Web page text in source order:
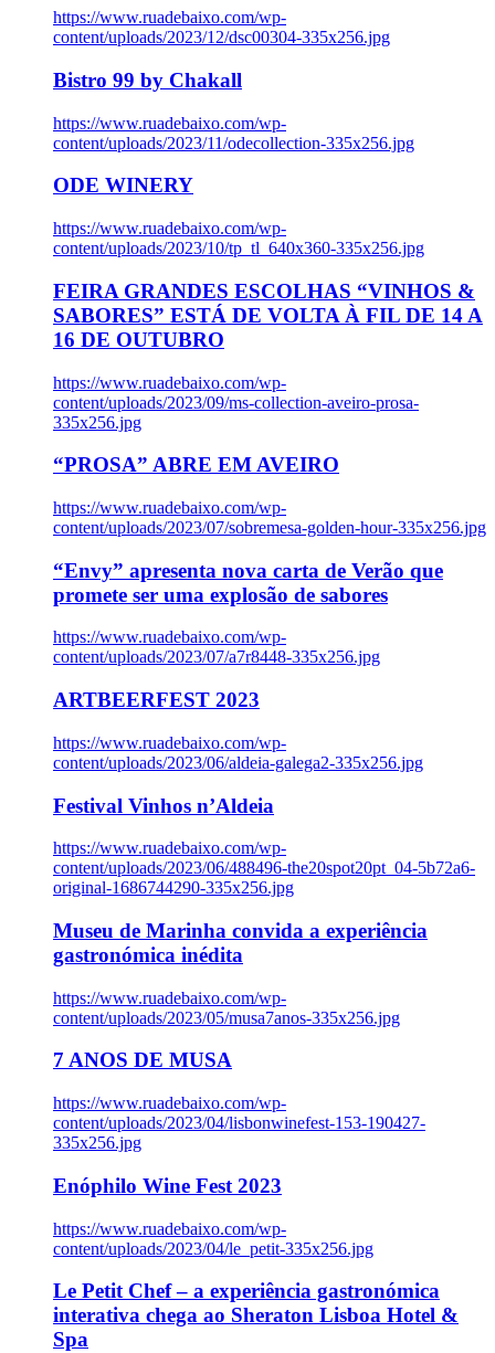
https://www.ruadebaixo.com/wp-
content/uploads/2023/12/dsc00304-335x256.jpg
Bistro 99 by Chakall
https://www.ruadebaixo.com/wp-
content/uploads/2023/11/odecollection-335x256.jpg
ODE WINERY
https://www.ruadebaixo.com/wp-
content/uploads/2023/10/tp_tl_640x360-335x256.jpg
FEIRA GRANDES ESCOLHAS “VINHOS &
SABORES” ESTÁ DE VOLTA À FIL DE 14 A
16 DE OUTUBRO
https://www.ruadebaixo.com/wp-
content/uploads/2023/09/ms-collection-aveiro-prosa-
335x256.jpg
“PROSA” ABRE EM AVEIRO
https://www.ruadebaixo.com/wp-
content/uploads/2023/07/sobremesa-golden-hour-335x256.jpg
“Envy” apresenta nova carta de Verão que
promete ser uma explosão de sabores
https://www.ruadebaixo.com/wp-
content/uploads/2023/07/a7r8448-335x256.jpg
ARTBEERFEST 2023
https://www.ruadebaixo.com/wp-
content/uploads/2023/06/aldeia-galega2-335x256.jpg
Festival Vinhos n’Aldeia
https://www.ruadebaixo.com/wp-
content/uploads/2023/06/488496-the20spot20pt_04-5b72a6-
original-1686744290-335x256.jpg
Museu de Marinha convida a experiência
gastronómica inédita
https://www.ruadebaixo.com/wp-
content/uploads/2023/05/musa7anos-335x256.jpg
7 ANOS DE MUSA
https://www.ruadebaixo.com/wp-
content/uploads/2023/04/lisbonwinefest-153-190427-
335x256.jpg
Enóphilo Wine Fest 2023
https://www.ruadebaixo.com/wp-
content/uploads/2023/04/le_petit-335x256.jpg
Le Petit Chef – a experiência gastronómica
interativa chega ao Sheraton Lisboa Hotel &
Spa